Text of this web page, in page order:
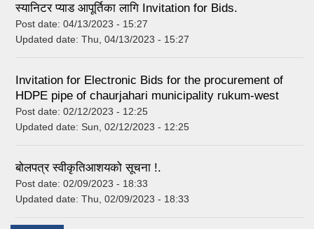
स्यानिटर प्याड आपूर्तिका लागि Invitation for Bids.
Post date: 04/13/2023 - 15:27
Updated date: Thu, 04/13/2023 - 15:27
Invitation for Electronic Bids for the procurement of
HDPE pipe of chaurjahari municipality rukum-west
Post date: 02/12/2023 - 12:25
Updated date: Sun, 02/12/2023 - 12:25
बोलपत्र स्वीकृतिआशयको सूचना !.
Post date: 02/09/2023 - 18:33
Updated date: Thu, 02/09/2023 - 18:33